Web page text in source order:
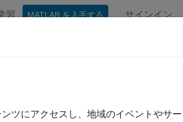
習 MATLAB を入手する サインイン
ィルター処理
ー処理、メディアン フィルター処理、オ
ツにアクセスし、地域のイベントやサ